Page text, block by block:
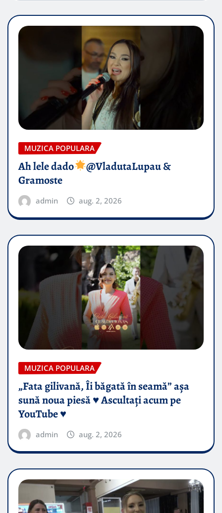
MUZICA POPULARA
Ah lele dado​
@VladutaLupau &
Gramoste
admin aug. 2, 2026
MUZICA POPULARA
„Fata gilivană, Îi băgată în seamă” așa
sună noua piesă ♥️ Ascultați acum pe
YouTube ♥️
admin aug. 2, 2026